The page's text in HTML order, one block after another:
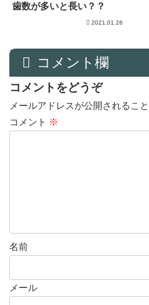
歯数が多いと長い？？
2021.01.26
コメント欄
コメントをどうぞ
メールアドレスが公開されるこ
コメント ※
名前
メール